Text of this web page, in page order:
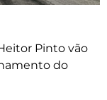
Pinto vão
do